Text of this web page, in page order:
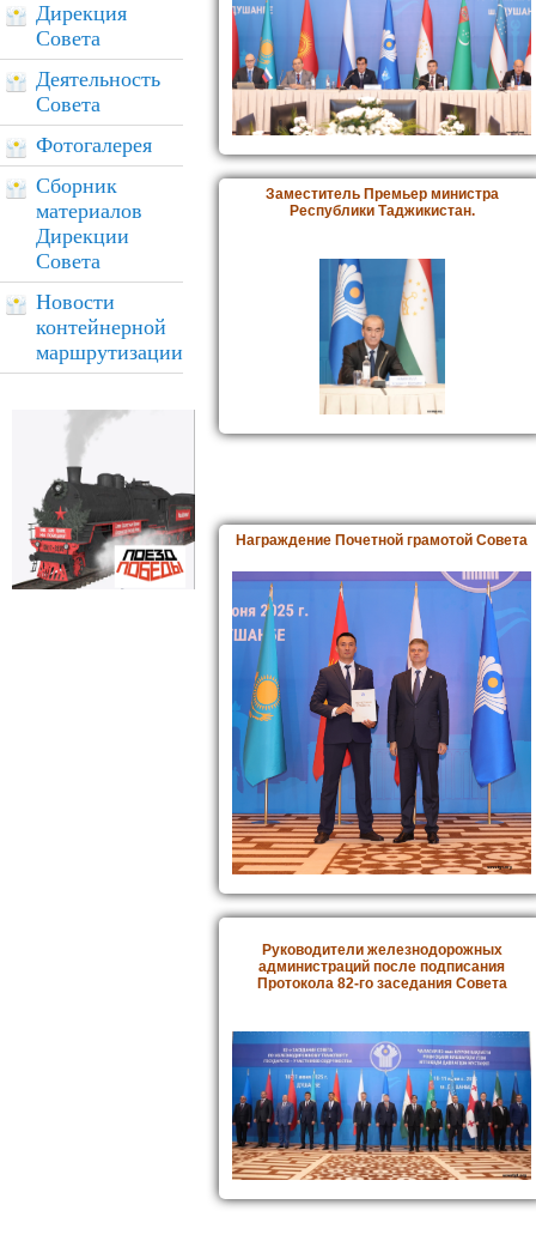
Дирекция
Совета
Деятельность
Совета
Фотогалерея
Сборник
материалов
Дирекции
Совета
Новости
контейнерной
маршрутизации
Заместитель Премьер министра
Республики Таджикистан.
Награждение Почетной грамотой Совета
Руководители железнодорожных
администраций после подписания
Протокола 82-го заседания Совета